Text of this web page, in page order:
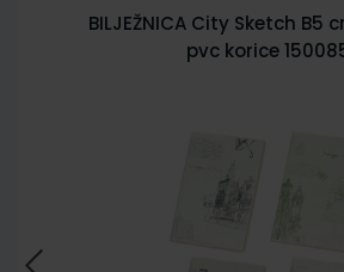
BILJEŽNICA City Sketch B5
pvc korice